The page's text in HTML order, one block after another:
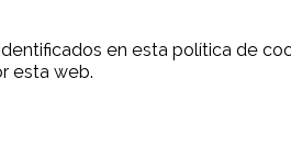
en esta política de
esta web.